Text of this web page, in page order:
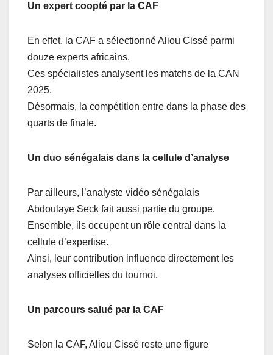
Un expert coopté par la CAF
En effet, la CAF a sélectionné Aliou Cissé parmi
douze experts africains.
Ces spécialistes analysent les matchs de la CAN
2025.
Désormais, la compétition entre dans la phase des
quarts de finale.
Un duo sénégalais dans la cellule d’analyse
Par ailleurs, l’analyste vidéo sénégalais
Abdoulaye Seck fait aussi partie du groupe.
Ensemble, ils occupent un rôle central dans la
cellule d’expertise.
Ainsi, leur contribution influence directement les
analyses officielles du tournoi.
Un parcours salué par la CAF
Selon la CAF, Aliou Cissé reste une figure